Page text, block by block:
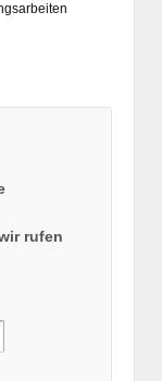
rufen